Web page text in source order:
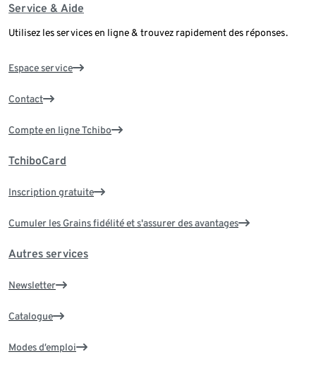
Service & Aide
Utilisez les services en ligne & trouvez rapidement des réponses.
Espace service
Contact
Compte en ligne Tchibo
TchiboCard
Inscription gratuite
Cumuler les Grains fidélité et s'assurer des avantages
Autres services
Newsletter
Catalogue
Modes d’emploi